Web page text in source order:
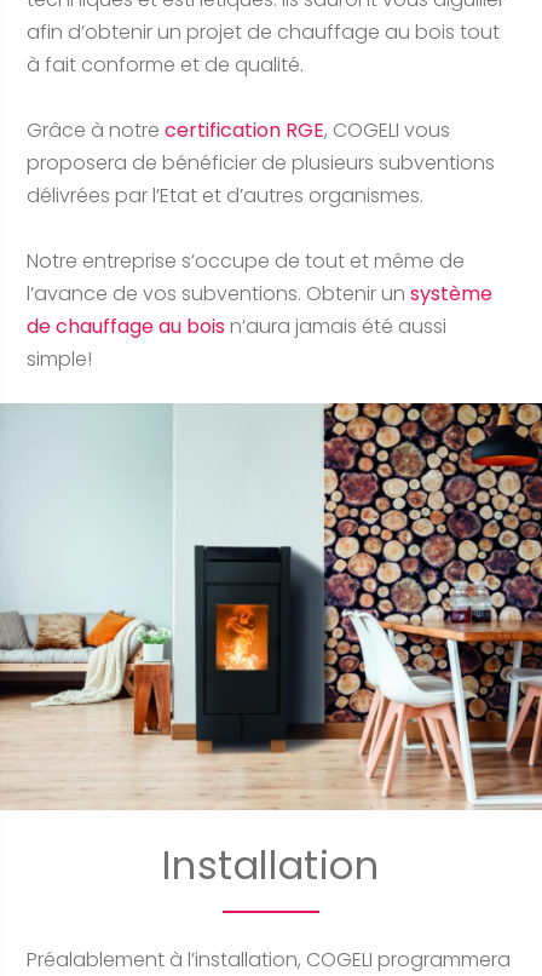
afin d’obtenir un projet de chauffage au bois tout
à fait conforme et de qualité.
Grâce à notrecertification RGE, COGELI vous
proposera de bénéficier de plusieurs subventions
délivrées par l’Etat et d’autres organismes.
Notre entreprise s’occupe de tout et même de
l’avance de vos subventions. Obtenir unsystème
de chauffage au bois n’aura jamais été aussi
simple!
Installation
Préalablement à l’installation, COGELI programmera